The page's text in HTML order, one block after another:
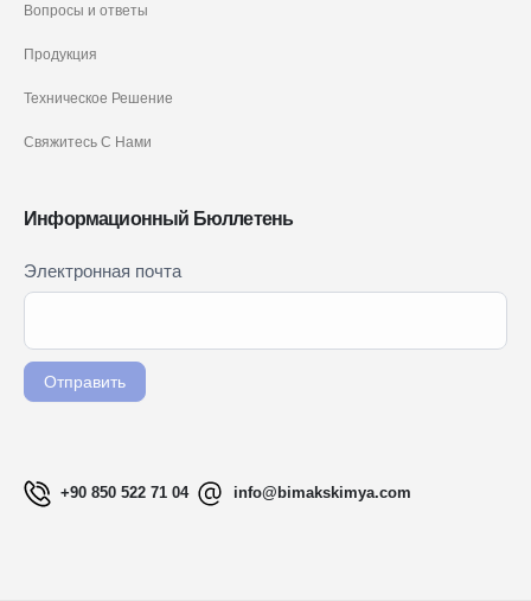
Вопросы и ответы
Продукция
Техническое Решение
Свяжитесь С Нами
Информационный Бюллетень
Newsletter
Signup
Электронная почта
Отправить
Если вы
человек,
пустым.
+90 850 522 71 04 info@bimakskimya.com